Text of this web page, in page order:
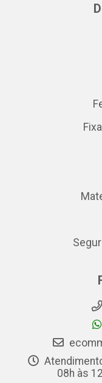
08h às